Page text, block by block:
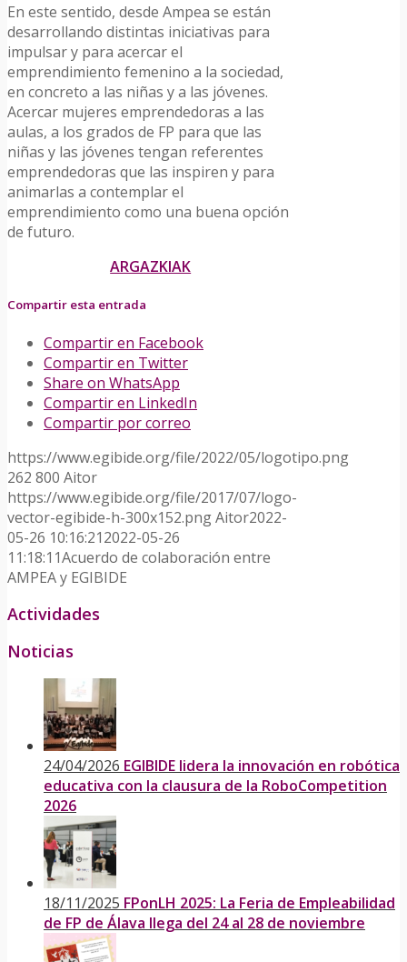
En este sentido, desde Ampea se están
desarrollando distintas iniciativas para
impulsar y para acercar el
emprendimiento femenino a la sociedad,
en concreto a las niñas y a las jóvenes.
Acercar mujeres emprendedoras a las
aulas, a los grados de FP para que las
niñas y las jóvenes tengan referentes
emprendedoras que las inspiren y para
animarlas a contemplar el
emprendimiento como una buena opción
de futuro.
ARGAZKIAK
Compartir esta entrada
Compartir en Facebook
Compartir en Twitter
Share on WhatsApp
Compartir en LinkedIn
Compartir por correo
https://www.egibide.org/file/2022/05/logotipo.png
262 800 Aitor
https://www.egibide.org/file/2017/07/logo-
vector-egibide-h-300x152.pngAitor2022-
05-26 10:16:212022-05-26
11:18:11Acuerdo de colaboración entre
AMPEA y EGIBIDE
Actividades
Noticias
24/04/2026 EGIBIDE lidera la innovación en robótica
educativa con la clausura de la RoboCompetition
2026
18/11/2025 FPonLH 2025: La Feria de Empleabilidad
de FP de Álava llega del 24 al 28 de noviembre